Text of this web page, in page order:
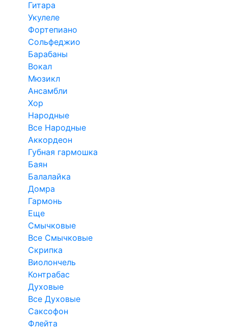
Гитара
Укулеле
Фортепиано
Сольфеджио
Барабаны
Вокал
Мюзикл
Ансамбли
Хор
Народные
Все Народные
Аккордеон
Губная гармошка
Баян
Балалайка
Домра
Гармонь
Еще
Смычковые
Все Смычковые
Скрипка
Виолончель
Контрабас
Духовые
Все Духовые
Саксофон
Флейта